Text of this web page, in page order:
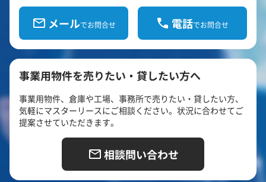
メールでお問合せ 電話でお問合せ
事業用物件を売りたい・貸したい方へ
事業用物件、倉庫や工場、事務所で売りたい・貸したい方、
気軽にマスターリースにご相談ください。状況に合わせてご
提案させていただきます。
相談問い合わせ